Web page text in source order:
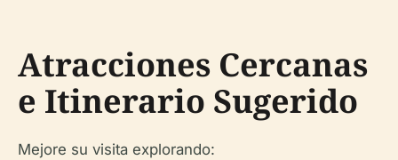
Atracciones Cercanas
e Itinerario Sugerido
Mejore su visita explorando: